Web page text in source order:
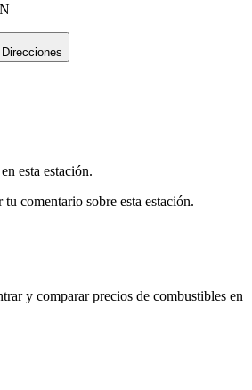
Direcciones
esta estación.
tu comentario sobre esta estación.
y comparar precios de combustibles en